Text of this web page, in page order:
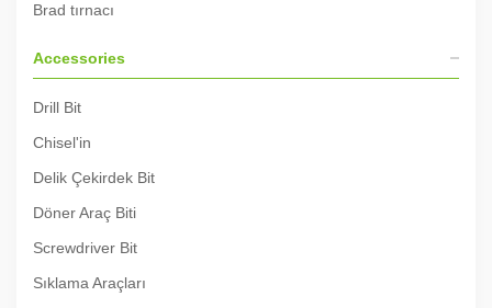
Brad tırnacı
Accessories
Drill Bit
Chisel'in
Delik Çekirdek Bit
Döner Araç Biti
Screwdriver Bit
Sıklama Araçları